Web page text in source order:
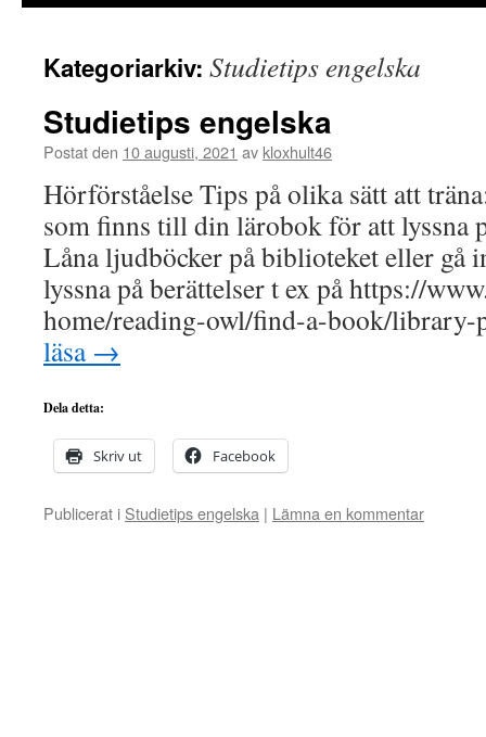
innehåll
Kategoriarkiv: Studietips engelska
Studietips engelska
Postat den 10 augusti, 2021 av kloxhult46
Hörförståelse Tips på olika sätt att
som finns till din lärobok för att lyssna
Låna ljudböcker på biblioteket eller gå
lyssna på berättelser t ex på https://
home/reading-owl/find-a-book/
läsa →
Dela detta:
Skriv ut Facebook
Publicerat i Studietips engelska | Lämna en kommentar